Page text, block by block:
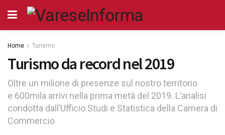
Home Turismo
Turismo da record nel 2019
Oltre un milione di presenze sul nostro territorio
e 600mila arrivi nella prima metà del 2019. L’analisi
condotta dall’Ufficio Studi e Statistica della Camera di
Commercio